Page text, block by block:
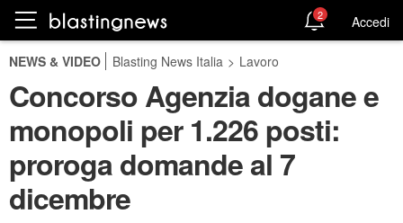
2 Accedi
NEWS & VIDEO Blasting News Italia > Lavoro
Concorso Agenzia dogane e
monopoli per 1.226 posti:
proroga domande al 7
dicembre